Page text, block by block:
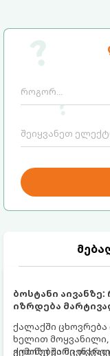
ბოსტანი
იზრდება
ქალაქში ცხოვრება
ხელით
გემოზე უარი
ქოთნებში